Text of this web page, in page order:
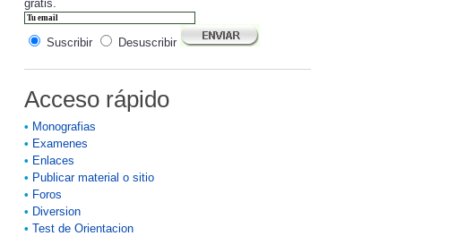
gratis.
Suscribir Desuscribir
Acceso rápido
• Monografias
• Examenes
• Enlaces
• Publicar material o sitio
• Foros
• Diversion
• Test de Orientacion